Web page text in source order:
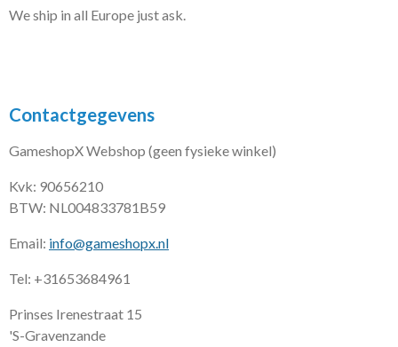
We ship in all Europe just ask.
Contactgegevens
GameshopX Webshop (geen fysieke winkel)
Kvk: 90656210
BTW: NL004833781B59
Email: info@gameshopx.nl
Tel: +31653684961
Prinses Irenestraat 15
'S-Gravenzande